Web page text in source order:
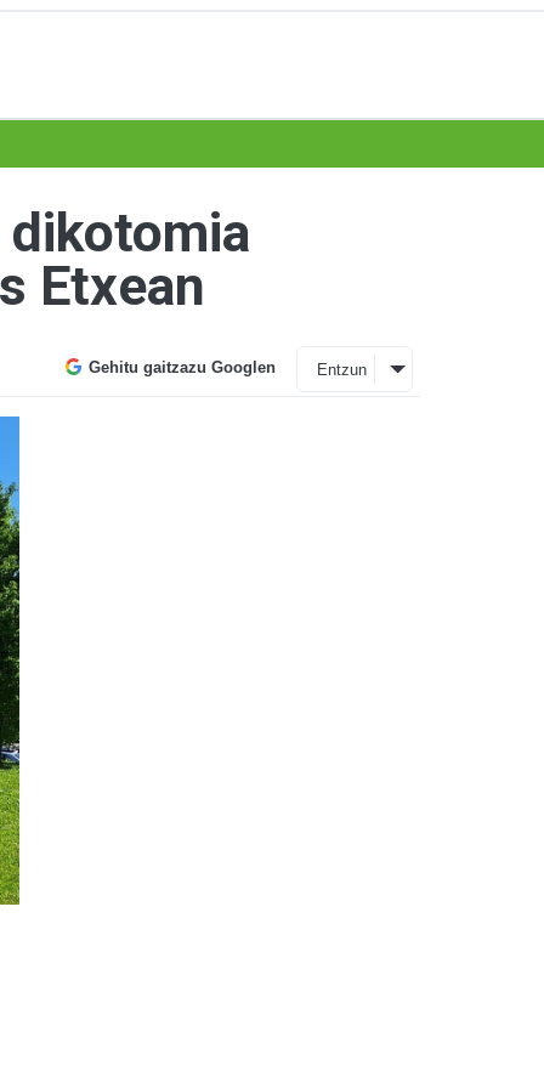
Etxean
Gehitu gaitzazu Googlen Entzun